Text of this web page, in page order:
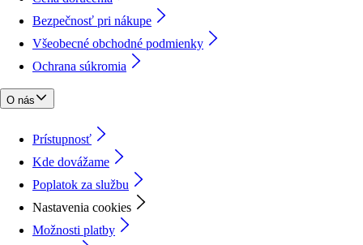
Bezpečnosť pri nákupe
Všeobecné obchodné podmienky
Ochrana súkromia
O nás
Prístupnosť
Kde dovážame
Poplatok za službu
Nastavenia cookies
Možnosti platby